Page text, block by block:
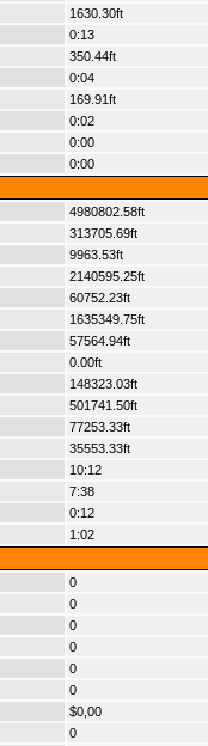
1630.30ft
0:13
350.44ft
0:04
169.91ft
0:02
0:00
0:00
4980802.58ft
313705.69ft
9963.53ft
2140595.25ft
60752.23ft
1635349.75ft
57564.94ft
0.00ft
148323.03ft
501741.50ft
77253.33ft
35553.33ft
10:12
7:38
0:12
1:02
0
0
0
0
0
0
$0,00
0